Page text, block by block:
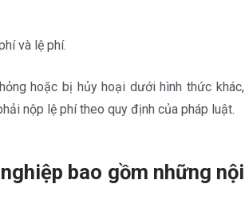
và lệ phí.
hoặc bị hủy hoại dưới hình thức khác,
nộp lệ phí theo quy định của pháp luật.
bao gồm những nội